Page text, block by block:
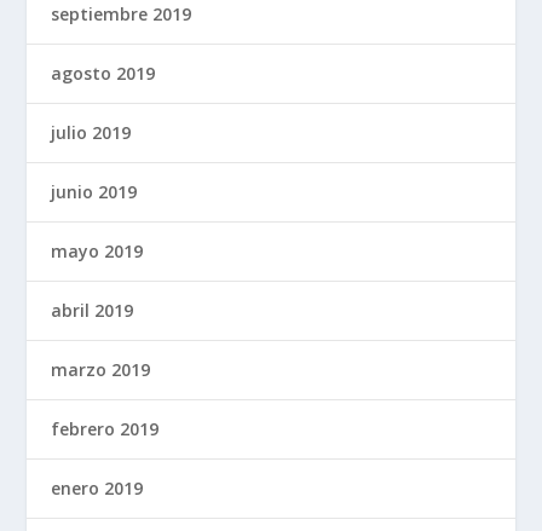
septiembre 2019
agosto 2019
julio 2019
junio 2019
mayo 2019
abril 2019
marzo 2019
febrero 2019
enero 2019